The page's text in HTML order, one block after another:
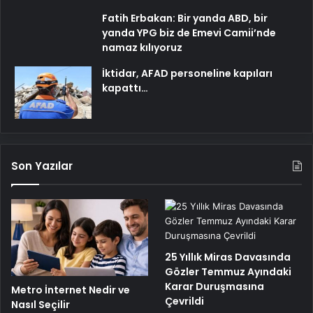
Fatih Erbakan: Bir yanda ABD, bir
yanda YPG biz de Emevi Camii’nde
namaz kılıyoruz
İktidar, AFAD personeline kapıları
kapattı…
Son Yazılar
Metro İnternet Nedir ve
Nasıl Seçilir
25 Yıllık Miras Davasında
Gözler Temmuz Ayındaki
Karar Duruşmasına
Çevrildi